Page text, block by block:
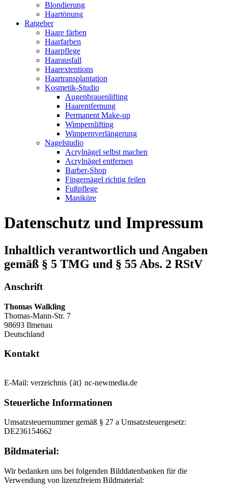
Blondierung
Haartönung
Ratgeber
Haare färben
Haarfarben
Haarpflege
Haarausfall
Haarextentions
Haartransplantation
Kosmetik-Studio
Augenbrauenlifting
Haarentfernung
Permanent Make-up
Wimpernlifting
Wimpernverlängerung
Nagelstudio
Acrylnägel selbst machen
Acrylnägel entfernen
Barber-Shop
Fingernägel richtig feilen
Fußpflege
Maniküre
Datenschutz und Impressum
Inhaltlich verantwortlich und Angaben
gemäß § 5 TMG und § 55 Abs. 2 RStV
Anschrift
Thomas Walkling
Thomas-Mann-Str. 7
98693 Ilmenau
Deutschland
Kontakt
E-Mail: verzeichnis {ät} nc-newmedia.de
Steuerliche Informationen
Umsatzsteuernummer gemäß § 27 a Umsatzsteuergesetz:
DE236154662
Bildmaterial:
Wir bedanken uns bei folgenden Bilddatenbanken für die
Verwendung von lizenzfreiem Bildmaterial: